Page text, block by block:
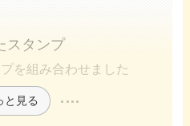
スタンプ
を組み合わせました
と見る